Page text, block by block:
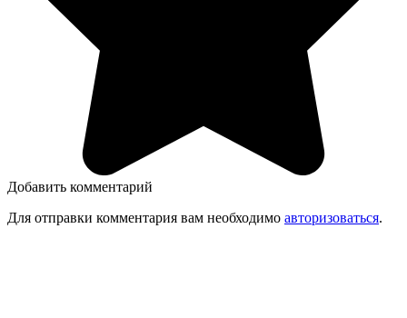
Добавить комментарий
Для отправки комментария вам необходимо авторизоваться.